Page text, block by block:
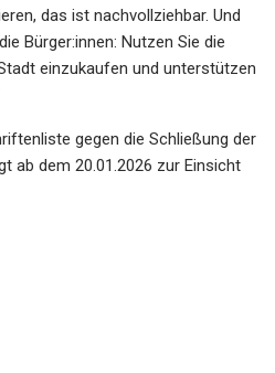
das ist nachvollziehbar. Und
Bürger:innen: Nutzen Sie die
einzukaufen und unterstützen
gegen die Schließung der
ab dem 20.01.2026 zur Einsicht